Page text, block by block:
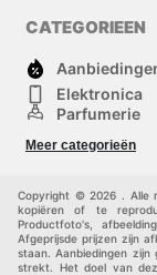
CATEGORIEEN
Elektronica
Parfumerie
Kinderen
Meer categorieën
Copyright © 2026 . Alle
kopiëren of te
Productfoto's,
Afgeprijsde prijzen zijn
staan. Aanbiedingen
strekt. Het doel van